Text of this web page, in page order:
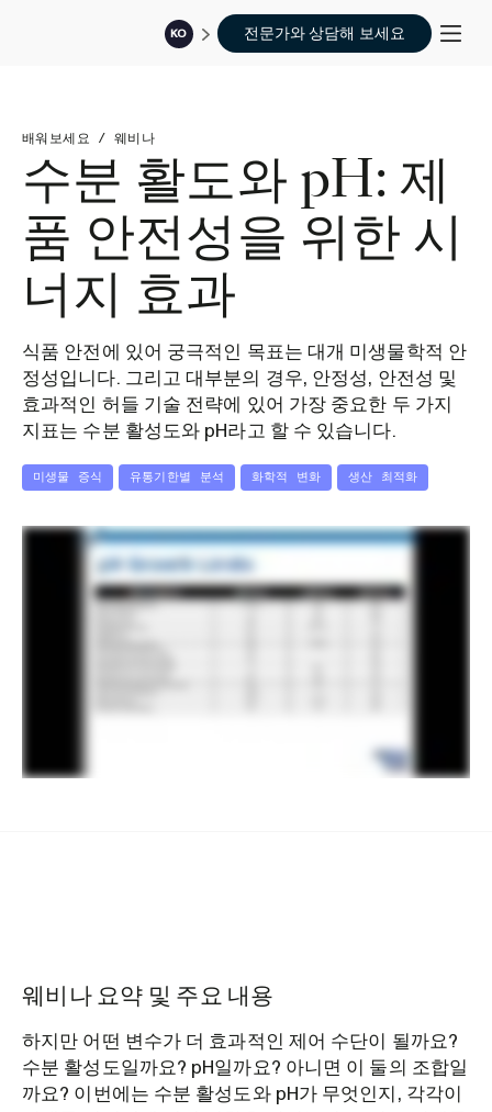
KO 전문가와 상담해 보세요
배워보세요 / 웨비나
수분 활도와 pH: 제
품 안전성을 위한 시
너지 효과
식품 안전에 있어 궁극적인 목표는 대개 미생물학적 안
정성입니다. 그리고 대부분의 경우, 안정성, 안전성 및
효과적인 허들 기술 전략에 있어 가장 중요한 두 가지
지표는 수분 활성도와 pH라고 할 수 있습니다.
미생물 증식 유통기한별 분석 화학적 변화 생산 최적화
웨비나 요약 및 주요 내용
하지만 어떤 변수가 더 효과적인 제어 수단이 될까요?
수분 활성도일까요? pH일까요? 아니면 이 둘의 조합일
까요? 이번에는 수분 활성도와 pH가 무엇인지, 각각이